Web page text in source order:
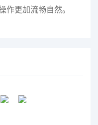
作更加流畅自然。